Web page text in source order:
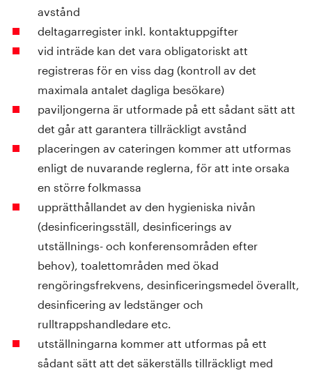
avstånd
deltagarregister inkl. kontaktuppgifter
vid inträde kan det vara obligatoriskt att
registreras för en viss dag (kontroll av det
maximala antalet dagliga besökare)
paviljongerna är utformade på ett sådant sätt att
det går att garantera tillräckligt avstånd
placeringen av cateringen kommer att utformas
enligt de nuvarande reglerna, för att inte orsaka
en större folkmassa
upprätthållandet av den hygieniska nivån
(desinficeringsställ, desinficerings av
utställnings- och konferensområden efter
behov), toalettområden med ökad
rengöringsfrekvens, desinficeringsmedel överallt,
desinficering av ledstänger och
rulltrappshandledare etc.
utställningarna kommer att utformas på ett
sådant sätt att det säkerställs tillräckligt med